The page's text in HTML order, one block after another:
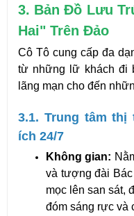
3. Bản Đồ Lưu
Hai" Trên Đảo
Cô Tô cung cấp đa
từ những lữ khách đi
lãng mạn cho đến
3.1. Trung tâm
ích 24/7
Không gian:
và tượng đài
mọc lên san sát,
đóm sáng rực và